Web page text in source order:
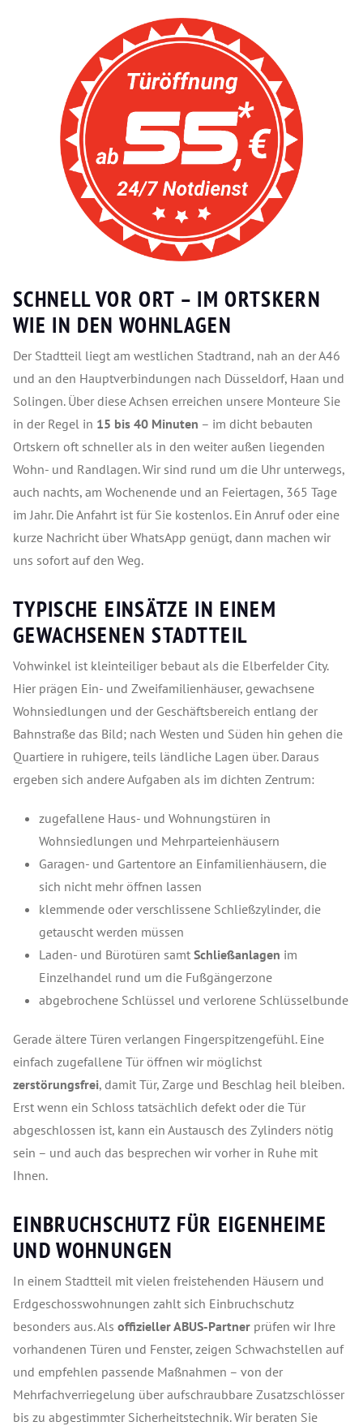
SCHNELL VOR ORT – IM ORTSKERN
WIE IN DEN WOHNLAGEN
Der Stadtteil liegt am westlichen Stadtrand, nah an der A46
und an den Hauptverbindungen nach Düsseldorf, Haan und
Solingen. Über diese Achsen erreichen unsere Monteure Sie
in der Regel in 15 bis 40 Minuten – im dicht bebauten
Ortskern oft schneller als in den weiter außen liegenden
Wohn- und Randlagen. Wir sind rund um die Uhr unterwegs,
auch nachts, am Wochenende und an Feiertagen, 365 Tage
im Jahr. Die Anfahrt ist für Sie kostenlos. Ein Anruf oder eine
kurze Nachricht über WhatsApp genügt, dann machen wir
uns sofort auf den Weg.
TYPISCHE EINSÄTZE IN EINEM
GEWACHSENEN STADTTEIL
Vohwinkel ist kleinteiliger bebaut als die Elberfelder City.
Hier prägen Ein- und Zweifamilienhäuser, gewachsene
Wohnsiedlungen und der Geschäftsbereich entlang der
Bahnstraße das Bild; nach Westen und Süden hin gehen die
Quartiere in ruhigere, teils ländliche Lagen über. Daraus
ergeben sich andere Aufgaben als im dichten Zentrum:
zugefallene Haus- und Wohnungstüren in
Wohnsiedlungen und Mehrparteienhäusern
Garagen- und Gartentore an Einfamilienhäusern, die
sich nicht mehr öffnen lassen
klemmende oder verschlissene Schließzylinder, die
getauscht werden müssen
Laden- und Bürotüren samt Schließanlagen im
Einzelhandel rund um die Fußgängerzone
abgebrochene Schlüssel und verlorene Schlüsselbunde
Gerade ältere Türen verlangen Fingerspitzengefühl. Eine
einfach zugefallene Tür öffnen wir möglichst
zerstörungsfrei, damit Tür, Zarge und Beschlag heil bleiben.
Erst wenn ein Schloss tatsächlich defekt oder die Tür
abgeschlossen ist, kann ein Austausch des Zylinders nötig
sein – und auch das besprechen wir vorher in Ruhe mit
Ihnen.
EINBRUCHSCHUTZ FÜR EIGENHEIME
UND WOHNUNGEN
In einem Stadtteil mit vielen freistehenden Häusern und
Erdgeschosswohnungen zahlt sich Einbruchschutz
besonders aus. Als offizieller ABUS-Partner prüfen wir Ihre
vorhandenen Türen und Fenster, zeigen Schwachstellen auf
und empfehlen passende Maßnahmen – von der
Mehrfachverriegelung über aufschraubbare Zusatzschlösser
bis zu abgestimmter Sicherheitstechnik. Wir beraten Sie